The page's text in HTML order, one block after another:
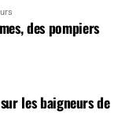
des pompiers
les baigneurs de